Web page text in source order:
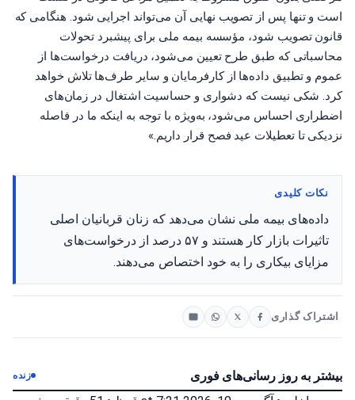
است و تنها پس از تصویب نهایی آن می‌تواند اجرایی شود. هنگامی که
قانون تصویب شود، مؤسسه بیمه ملی برای پیشبرد تحولات
محاسباتی که طبق طرح تعیین می‌شود، دریافت درخواست‌ها از
عموم و تطبیق داده‌ها از کارفرمایان و سایر طرف‌ها تلاش خواهد
کرد. شکی نیست که دشواری و حساسیت اشتغال در زمان‌های
اضطراری احساس می‌شود، به‌ویژه با توجه به اینکه ما در فاصله
نزدیکی تا تعطیلات عید فصح قرار داریم.»
نکات کلیدی
داده‌های بیمه ملی نشان می‌دهد که زنان قربانیان اصلی
تاثیرات بازار کار هستند و ۵۷ درصد از درخواست‌های
مزایای بیکاری را به خود اختصاص می‌دهند.
اشتراک گذاری
بیشتر به روز رسانی‌های فوری زنده